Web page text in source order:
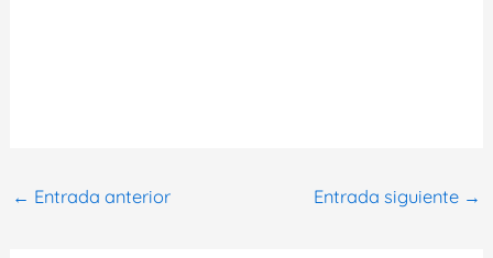
← Entrada anterior Entrada siguiente →